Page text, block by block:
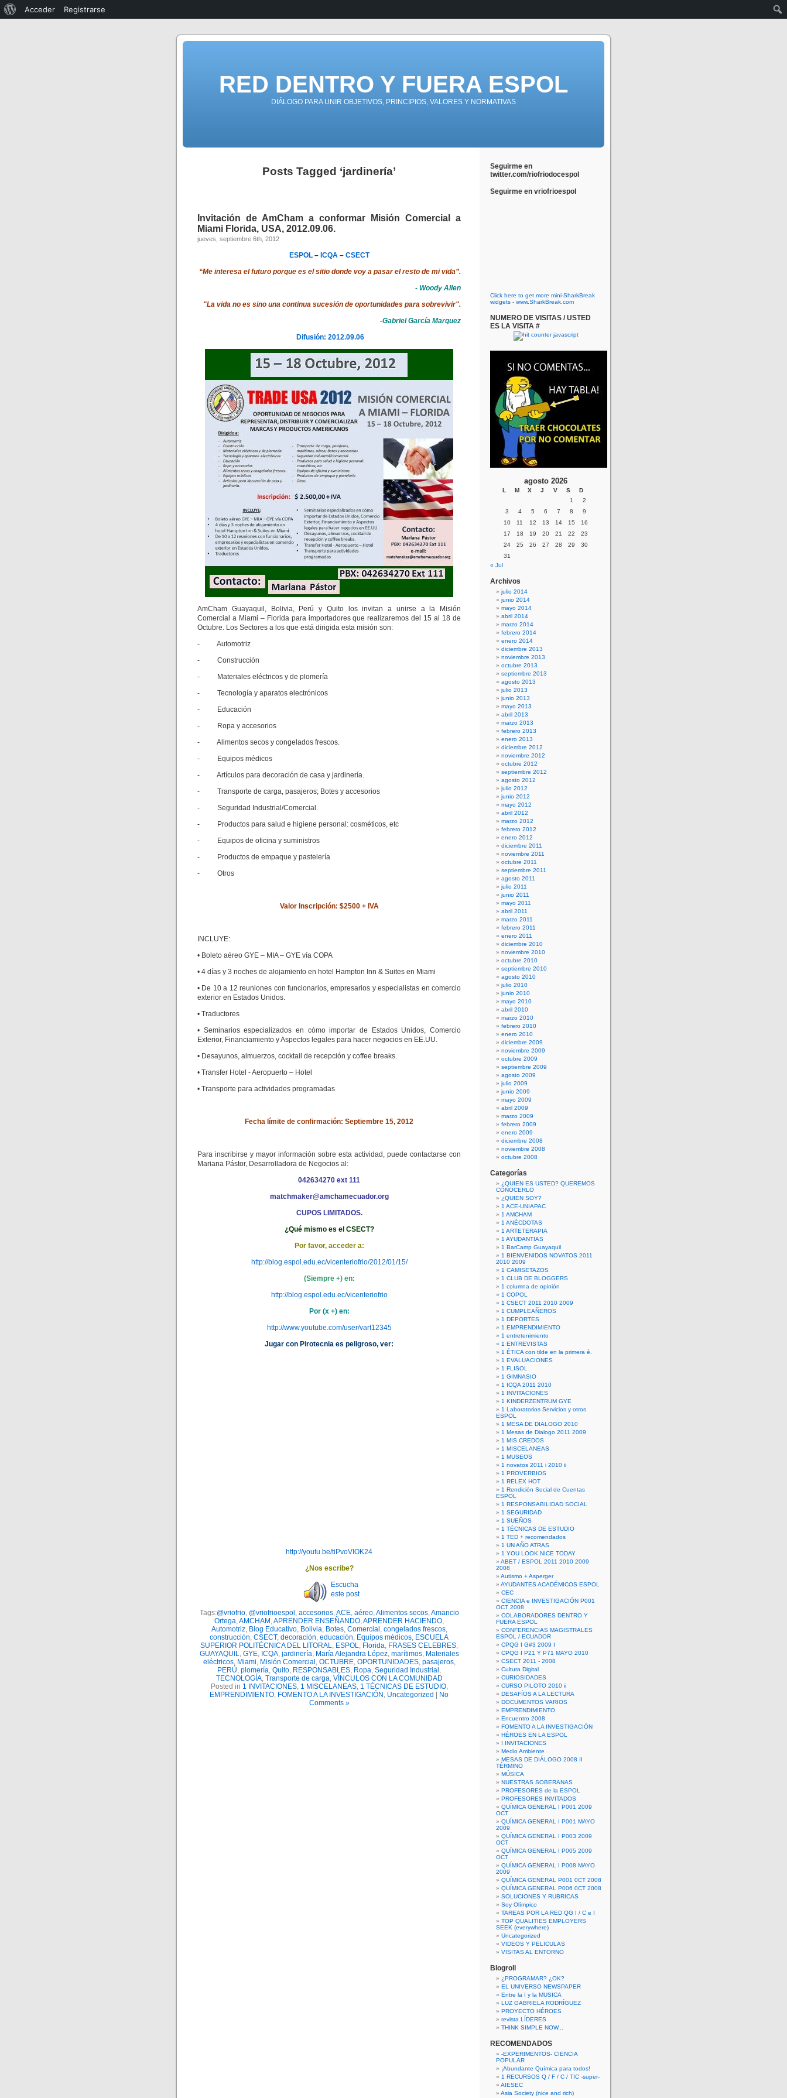
RED DENTRO Y FUERA ESPOL
DIÁLOGO PARA UNIR OBJETIVOS, PRINCIPIOS, VALORES Y NORMATIVAS
Posts Tagged ‘jardinería’
Invitación de AmCham a conformar Misión Comercial a
Miami Florida, USA, 2012.09.06.
jueves, septiembre 6th, 2012
ESPOL – ICQA– CSECT
“Me interesa el futuro porque es el sitio donde voy a pasar el resto de mi vida”.
- Woody Allen
"La vida no es sino una continua sucesión de oportunidades para sobrevivir".
-Gabriel García Marquez
Difusión: 2012.09.06
AmCham Guayaquil, Bolivia, Perú y Quito los invitan a unirse a la Misión
Comercial a Miami – Florida para importadores que realizaremos del 15 al 18 de
Octubre. Los Sectores a los que está dirigida esta misión son:
- Automotriz
- Construcción
- Materiales eléctricos y de plomería
- Tecnología y aparatos electrónicos
- Educación
- Ropa y accesorios
- Alimentos secos y congelados frescos.
- Equipos médicos
- Artículos para decoración de casa y jardinería.
- Transporte de carga, pasajeros; Botes y accesorios
- Seguridad Industrial/Comercial.
- Productos para salud e higiene personal: cosméticos, etc
- Equipos de oficina y suministros
- Productos de empaque y pastelería
- Otros
Valor Inscripción: $2500 + IVA
INCLUYE:
• Boleto aéreo GYE – MIA – GYE vía COPA
• 4 días y 3 noches de alojamiento en hotel Hampton Inn & Suites en Miami
• De 10 a 12 reuniones con funcionarios, empresarios y especialistas en comercio
exterior en Estados Unidos.
• Traductores
• Seminarios especializados en cómo importar de Estados Unidos, Comercio
Exterior, Financiamiento y Aspectos legales para hacer negocios en EE.UU.
• Desayunos, almuerzos, cocktail de recepción y coffee breaks.
• Transfer Hotel - Aeropuerto – Hotel
• Transporte para actividades programadas
Fecha límite de confirmación: Septiembre 15, 2012
Para inscribirse y mayor información sobre esta actividad, puede contactarse con
Mariana Pástor, Desarrolladora de Negocios al:
042634270 ext 111
matchmaker@amchamecuador.org
CUPOS LIMITADOS.
¿Qué mismo es el CSECT?
Por favor, acceder a:
http://blog.espol.edu.ec/vicenteriofrio/2012/01/15/
(Siempre +) en:
http://blog.espol.edu.ec/vicenteriofrio
Por (x +) en:
http://www.youtube.com/user/vart12345
Jugar con Pirotecnia es peligroso, ver:
http://youtu.be/tiPvoVIOK24
¿Nos escribe?
Escucha
este post
Tags:@vriofrio, @vriofrioespol , accesorios,ACE, aéreo,Alimentos secos,Amancio
Ortega,AMCHAM ,APRENDER ENSEÑANDO,APRENDER HACIENDO,
Automotriz, Blog Educativo, Bolivia, Botes, Comercial , congelados frescos,
construcción, CSECT, decoración, educación, Equipos médicos, ESCUELA
SUPERIOR POLITÉCNICA DEL LITORAL, ESPOL, Florida, FRASES CELEBRES,
GUAYAQUIL, GYE, ICQA, jardinería, María Alejandra López, marítimos, Materiales
eléctricos, Miami, Misión Comercial , OCTUBRE, OPORTUNIDADES, pasajeros,
PERÚ, plomería, Quito, RESPONSABLES, Ropa, Seguridad Industrial ,
TECNOLOGÍA, Transporte de carga, VÍNCULOS CON LA COMUNIDAD
Posted in 1 INVITACIONES, 1 MISCELANEAS, 1 TÉCNICAS DE ESTUDIO,
EMPRENDIMIENTO, FOMENTO A LA INVESTIGACIÓN , Uncategorized
No
Comments »
Seguirme en
twitter.com/riofriodocespol
Seguirme en vriofrioespol
Click here to get more mini-SharkBreak
widgets - www.SharkBreak.com
NUMERO DE VISITAS / USTED
ES LA VISITA #
agosto 2026
L M X J V S
D
1
2
3
4 5 6 7 8
9
10
11 12 13 14 15
16
17
18 19 20 21 22
23
24
25 26 27 28 29
30
31
« Jul
Archivos
julio 2014
junio 2014
mayo 2014
abril 2014
marzo 2014
febrero 2014
enero 2014
diciembre 2013
noviembre 2013
octubre 2013
septiembre 2013
agosto 2013
julio 2013
junio 2013
mayo 2013
abril 2013
marzo 2013
febrero 2013
enero 2013
diciembre 2012
noviembre 2012
octubre 2012
septiembre 2012
agosto 2012
julio 2012
junio 2012
mayo 2012
abril 2012
marzo 2012
febrero 2012
enero 2012
diciembre 2011
noviembre 2011
octubre 2011
septiembre 2011
agosto 2011
julio 2011
junio 2011
mayo 2011
abril 2011
marzo 2011
febrero 2011
enero 2011
diciembre 2010
noviembre 2010
octubre 2010
septiembre 2010
agosto 2010
julio 2010
junio 2010
mayo 2010
abril 2010
marzo 2010
febrero 2010
enero 2010
diciembre 2009
noviembre 2009
octubre 2009
septiembre 2009
agosto 2009
julio 2009
junio 2009
mayo 2009
abril 2009
marzo 2009
febrero 2009
enero 2009
diciembre 2008
noviembre 2008
octubre 2008
Categorías
¿QUIEN ES USTED? QUEREMOS
CONOCERLO
¿QUIEN SOY?
1 ACE-UNIAPAC
1 AMCHAM
1 ANÉCDOTAS
1 ARTETERAPIA
1 AYUDANTIAS
1 BarCamp Guayaquil
1 BIENVENIDOS NOVATOS 2011
2010 2009
1 CAMISETAZOS
1 CLUB DE BLOGGERS
1 columna de opinión
1 COPOL
1 CSECT 2011 2010 2009
1 CUMPLEAÑEROS
1 DEPORTES
1 EMPRENDIMIENTO
1 entretenimiento
1 ENTREVISTAS
1 ÉTICA con tilde en la primera é.
1 EVALUACIONES
1 FLISOL
1 GIMNASIO
1 ICQA 2011 2010
1 INVITACIONES
1 KINDERZENTRUM GYE
1 Laboratorios Servicios y otros
ESPOL
1 MESA DE DIALOGO 2010
1 Mesas de Dialogo 2011 2009
1 MIS CREDOS
1 MISCELANEAS
1 MUSEOS
1 novatos 2011 i 2010 ii
1 PROVERBIOS
1 RELEX HOT
1 Rendición Social de Cuentas
ESPOL
1 RESPONSABILIDAD SOCIAL
1 SEGURIDAD
1 SUEÑOS
1 TÉCNICAS DE ESTUDIO
1 TED + recomendados
1 UN AÑO ATRAS
1 YOU LOOK NICE TODAY
ABET / ESPOL 2011 2010 2009
2008
Autismo + Asperger
AYUDANTES ACADÉMICOS ESPOL
CEC
CIENCIA e INVESTIGACIÓN P001
OCT 2008
COLABORADORES DENTRO Y
FUERA ESPOL
CONFERENCIAS MAGISTRALES
ESPOL / ECUADOR
CPQG I G#3 2009 I
CPQG I P21 Y P71 MAYO 2010
CSECT 2011 - 2008
Cultura Digital
CURIOSIDADES
CURSO PILOTO 2010 ii
DESAFÍOS A LA LECTURA
DOCUMENTOS VARIOS
EMPRENDIMIENTO
Encuentro 2008
FOMENTO A LA INVESTIGACIÓN
HÉROES EN LA ESPOL
I INVITACIONES
Medio Ambiente
MESAS DE DIÁLOGO 2008 II
TÉRMINO
MÚSICA
NUESTRAS SOBERANAS
PROFESORES de la ESPOL
PROFESORES INVITADOS
QUÍMICA GENERAL I P001 2009
OCT
QUÍMICA GENERAL I P001 MAYO
2009
QUÍMICA GENERAL I P003 2009
OCT
QUÍMICA GENERAL I P005 2009
OCT
QUÍMICA GENERAL I P008 MAYO
2009
QUÍMICA GENERAL P001 0CT 2008
QUÍMICA GENERAL P006 0CT 2008
SOLUCIONES Y RUBRICAS
Soy Olímpico
TAREAS POR LA RED QG I / C e I
TOP QUALITIES EMPLOYERS
SEEK (everywhere)
Uncategorized
VIDEOS Y PELICULAS
VISITAS AL ENTORNO
Blogroll
¿PROGRAMAR? ¿OK?
EL UNIVERSO NEWSPAPER
Entre la I y la MUSICA
LUZ GABRIELA RODRÍGUEZ
PROYECTO HÉROES
revista LÍDERES
THINK SIMPLE NOW...
RECOMENDADOS
-EXPERIMENTOS- CIENCIA
POPULAR
¡Abundante Química para todos!
1 RECURSOS Q / F / C / TIC -super-
AIESEC
Asia Society (nice and rich)
Acceder Registrarse